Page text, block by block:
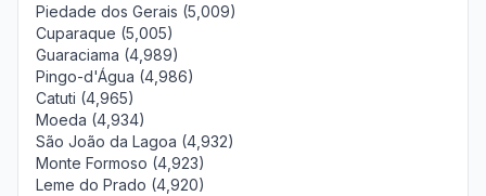
Piedade dos Gerais (5,009)
Cuparaque (5,005)
Guaraciama (4,989)
Pingo-d'Água (4,986)
Catuti (4,965)
Moeda (4,934)
São João da Lagoa (4,932)
Monte Formoso (4,923)
Leme do Prado (4,920)